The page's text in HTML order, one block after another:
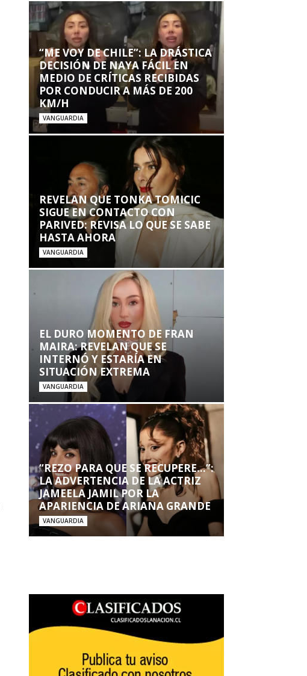
“ME VOY DE CHILE”: LA DRÁSTICA
DECISIÓN DE NAYA FÁCIL EN
MEDIO DE CRÍTICAS RECIBIDAS
POR CONDUCIR A MÁS DE 200
KM/H
VANGUARDIA
REVELAN QUE TONKA TOMICIC
SIGUE EN CONTACTO CON
PARIVED: REVISA LO QUE SE SABE
HASTA AHORA
VANGUARDIA
EL DURO MOMENTO DE FRAN
MAIRA: REVELAN QUE SE
INTERNÓ Y ESTARÍA EN
SITUACIÓN EXTREMA
VANGUARDIA
“REZO PARA QUE SE RECUPERE…”:
LA ADVERTENCIA DE LA ACTRIZ
JAMEELA JAMIL POR LA
APARIENCIA DE ARIANA GRANDE
VANGUARDIA